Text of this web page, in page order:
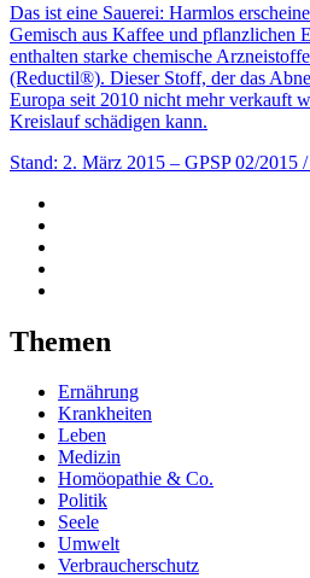
Das ist eine Sauerei: Harmlos
Gemisch aus Kaffee und pflanzlichen
enthalten starke chemische
(Reductil®). Dieser Stoff, der das
Europa seit 2010 nicht mehr verkauft
Kreislauf schädigen kann.
Stand: 2. März 2015 – GPSP 02/2015
Themen
Ernährung
Krankheiten
Leben
Medizin
Homöopathie & Co.
Politik
Seele
Umwelt
Verbraucherschutz